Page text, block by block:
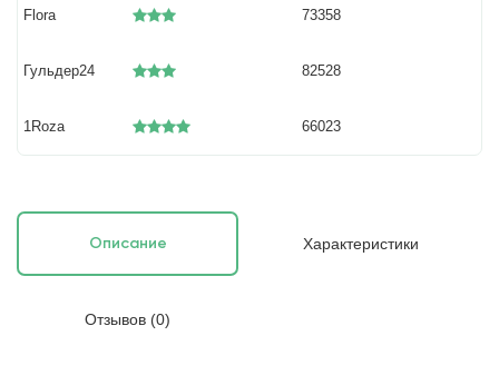
Flora 73358
Гульдер24 82528
1Roza 66023
Описание Характеристики
Отзывов (0)